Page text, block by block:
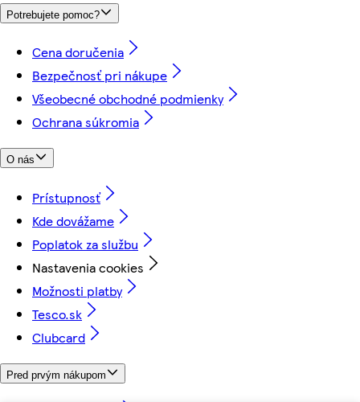
Potrebujete pomoc?
Cena doručenia
Bezpečnosť pri nákupe
Všeobecné obchodné podmienky
Ochrana súkromia
O nás
Prístupnosť
Kde dovážame
Poplatok za službu
Nastavenia cookies
Možnosti platby
Tesco.sk
Clubcard
Pred prvým nákupom